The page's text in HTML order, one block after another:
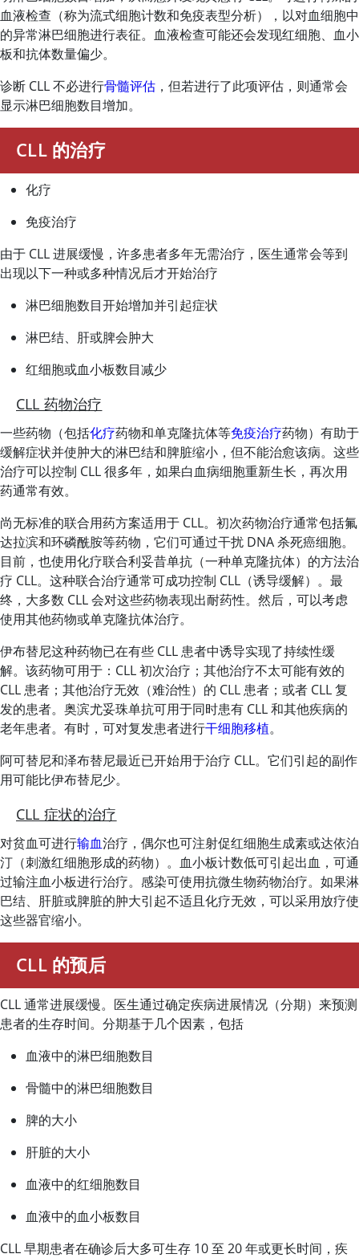
血液检查（称为流式细胞计数和免疫表型分析），以对血细胞中
的异常淋巴细胞进行表征。血液检查可能还会发现红细胞、血小
板和抗体数量偏少。
诊断 CLL 不必进行骨髓评估 ，但若进行了此项评估，则通常会
显示淋巴细胞数目增加。
CLL 的治疗
化疗
免疫治疗
由于 CLL 进展缓慢，许多患者多年无需治疗，医生通常会等到
出现以下一种或多种情况后才开始治疗
淋巴细胞数目开始增加并引起症状
淋巴结、肝或脾会肿大
红细胞或血小板数目减少
CLL 药物治疗
一些药物（包括化疗药物和单克隆抗体等免疫治疗药物）有助于
缓解症状并使肿大的淋巴结和脾脏缩小，但不能治愈该病。这些
治疗可以控制 CLL 很多年，如果白血病细胞重新生长，再次用
药通常有效。
尚无标准的联合用药方案适用于 CLL。初次药物治疗通常包括氟
达拉滨和环磷酰胺等药物，它们可通过干扰 DNA 杀死癌细胞。
目前，也使用化疗联合利妥昔单抗（一种单克隆抗体）的方法治
疗 CLL。这种联合治疗通常可成功控制 CLL（诱导缓解）。最
终，大多数 CLL 会对这些药物表现出耐药性。然后，可以考虑
使用其他药物或单克隆抗体治疗。
伊布替尼这种药物已在有些 CLL 患者中诱导实现了持续性缓
解。该药物可用于：CLL 初次治疗；其他治疗不太可能有效的
CLL 患者；其他治疗无效（难治性）的 CLL 患者；或者 CLL 复
发的患者。奥滨尤妥珠单抗可用于同时患有 CLL 和其他疾病的
老年患者。有时，可对复发患者进行干细胞移植。
阿可替尼和泽布替尼最近已开始用于治疗 CLL。它们引起的副作
用可能比伊布替尼少。
CLL 症状的治疗
对贫血可进行输血治疗，偶尔也可注射促红细胞生成素或达依泊
汀（刺激红细胞形成的药物）。血小板计数低可引起出血，可通
过输注血小板进行治疗。感染可使用抗微生物药物治疗。如果淋
巴结、肝脏或脾脏的肿大引起不适且化疗无效，可以采用放疗使
这些器官缩小。
CLL 的预后
CLL 通常进展缓慢。医生通过确定疾病进展情况（分期）来预测
患者的生存时间。分期基于几个因素，包括
血液中的淋巴细胞数目
骨髓中的淋巴细胞数目
脾的大小
肝脏的大小
血液中的红细胞数目
血液中的血小板数目
CLL 早期患者在确诊后大多可生存 10 至 20 年或更长时间，疾